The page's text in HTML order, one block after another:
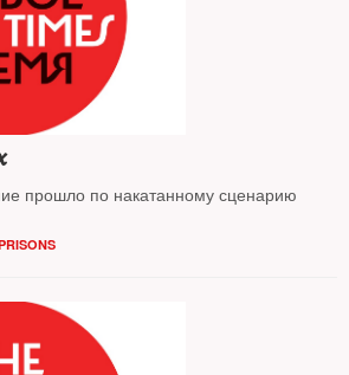
прошло по накатанному сценарию